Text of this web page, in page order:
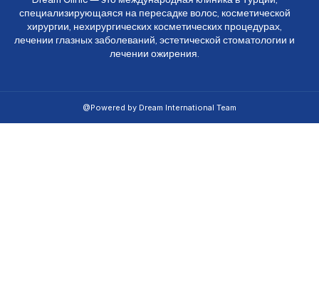
специализирующаяся на пересадке волос, косметической
хирургии, нехирургических косметических процедурах,
лечении глазных заболеваний, эстетической стоматологии и
лечении ожирения.
@Powered by Dream International Team